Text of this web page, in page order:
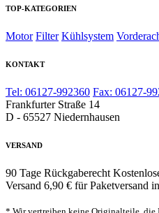
TOP-KATEGORIEN
Motor Filter Kühlsystem
KONTAKT
Tel: 06127-992360 Fax: 06127-
Frankfurter Straße 14
D - 65527 Niedernhausen
VERSAND
90 Tage Rückgaberecht
Versand 6,90 € für Paketversand